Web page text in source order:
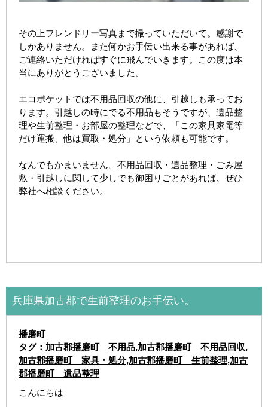
その上フレンドリー写真まで撮っていただいて。感謝で
しかありません。また何かお手伝い出来る事があれば、
ご連絡いただければすぐに飛んでいきます。この度は本
当にありがとうございました。
エコポケットでは不用品回収の他に、引越しも承ってお
ります。引越しの時にでる不用品もそうですが、遺品整
理や生前整理・お部屋の整理などで、「この家具家電等
だけ運搬、他は買取・処分」という依頼も可能です。
なんでもかまいません。不用品回収・遺品整理・ごみ屋
敷・引越しに関して少しでも御困りごとがあれば、ぜひ
弊社へ相談ください。
兵庫県加古郡で生前整理のお手伝い。
播磨町
タグ： 加古郡播磨町 不用品,加古郡播磨町 不用品回収,
加古郡播磨町 家具・処分,加古郡播磨町 生前整理,加古
郡播磨町 遺品整理
こんにちは